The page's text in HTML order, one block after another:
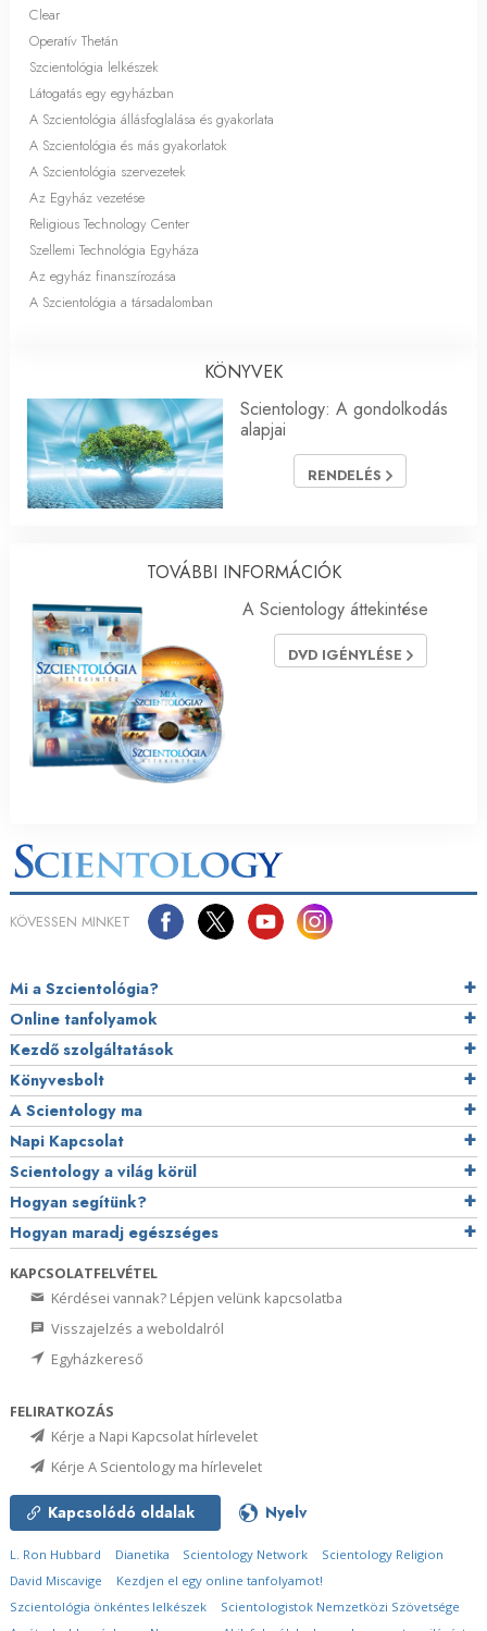
Clear
Operatív Thetán
Szcientológia lelkészek
Látogatás egy egyházban
A Szcientológia állásfoglalása és gyakorlata
A Szcientológia és más gyakorlatok
A Szcientológia szervezetek
Az Egyház vezetése
Religious Technology Center
Szellemi Technológia Egyháza
Az egyház finanszírozása
A Szcientológia a társadalomban
KÖNYVEK
Scientology: A gondolkodás
alapjai
RENDELÉS
TOVÁBBI INFORMÁCIÓK
A Scientology áttekintése
DVD IGÉNYLÉSE
KÖVESSEN MINKET
Mi a Szcientológia?
Online tanfolyamok
Kezdő szolgáltatások
Könyvesbolt
A Scientology ma
Napi Kapcsolat
Scientology a világ körül
Hogyan segítünk?
Hogyan maradj egészséges
KAPCSOLATFELVÉTEL
Kérdései vannak? Lépjen velünk kapcsolatba
Visszajelzés a weboldalról
Egyházkereső
FELIRATKOZÁS
Kérje a Napi Kapcsolat hírlevelet
Kérje A Scientology ma hírlevelet
Kapcsolódó oldalak Nyelv
L. Ron Hubbard Dianetika Scientology Network
Scientology Religion
David Miscavige
Kezdjen el egy online tanfolyamot!
Szcientológia önkéntes lelkészek
Scientologistok Nemzetközi Szövetsége